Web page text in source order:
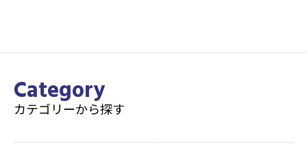
Category
カテゴリーから探す